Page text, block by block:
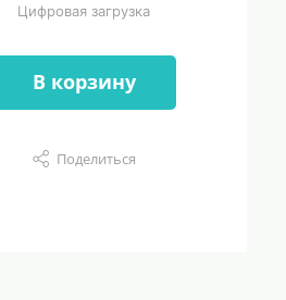
Цифровая загрузка
В корзину
Поделиться